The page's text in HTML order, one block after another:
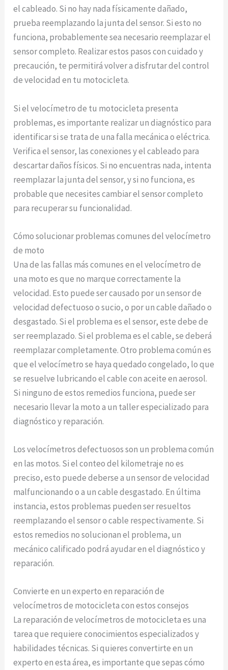
el cableado. Si no hay nada físicamente dañado,
prueba reemplazando la junta del sensor. Si esto no
funciona, probablemente sea necesario reemplazar el
sensor completo. Realizar estos pasos con cuidado y
precaución, te permitirá volver a disfrutar del control
de velocidad en tu motocicleta.
Si el velocímetro de tu motocicleta presenta
problemas, es importante realizar un diagnóstico para
identificar si se trata de una falla mecánica o eléctrica.
Verifica el sensor, las conexiones y el cableado para
descartar daños físicos. Si no encuentras nada, intenta
reemplazar la junta del sensor, y si no funciona, es
probable que necesites cambiar el sensor completo
para recuperar su funcionalidad.
Cómo solucionar problemas comunes del velocímetro
de moto
Una de las fallas más comunes en el velocímetro de
una moto es que no marque correctamente la
velocidad. Esto puede ser causado por un sensor de
velocidad defectuoso o sucio, o por un cable dañado o
desgastado. Si el problema es el sensor, este debe de
ser reemplazado. Si el problema es el cable, se deberá
reemplazar completamente. Otro problema común es
que el velocímetro se haya quedado congelado, lo que
se resuelve lubricando el cable con aceite en aerosol.
Si ninguno de estos remedios funciona, puede ser
necesario llevar la moto a un taller especializado para
diagnóstico y reparación.
Los velocímetros defectuosos son un problema común
en las motos. Si el conteo del kilometraje no es
preciso, esto puede deberse a un sensor de velocidad
malfuncionando o a un cable desgastado. En última
instancia, estos problemas pueden ser resueltos
reemplazando el sensor o cable respectivamente. Si
estos remedios no solucionan el problema, un
mecánico calificado podrá ayudar en el diagnóstico y
reparación.
Convierte en un experto en reparación de
velocímetros de motocicleta con estos consejos
La reparación de velocímetros de motocicleta es una
tarea que requiere conocimientos especializados y
habilidades técnicas. Si quieres convertirte en un
experto en esta área, es importante que sepas cómo